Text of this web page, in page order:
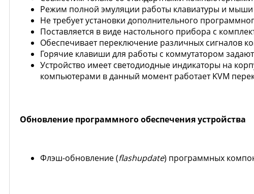
Режим полной эмуляции работы клавиатуры и мыши
Не требует установки дополнительного
Поставляется в виде настольного прибора с
Обеспечивает переключение различных сигналов
Горячие клавиши для работы с коммутатором
Устройство имеет светодиодные индикаторы на
компьютерами в данный момент работает KVM
Обновление программного обеспечения устройства
Флэш-обновление (flashupdate) программных